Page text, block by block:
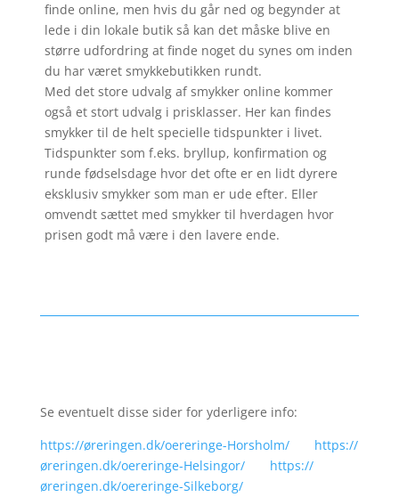
finde online, men hvis du går ned og begynder at
lede i din lokale butik så kan det måske blive en
større udfordring at finde noget du synes om inden
du har været smykkebutikken rundt.
Med det store udvalg af smykker online kommer
også et stort udvalg i prisklasser. Her kan findes
smykker til de helt specielle tidspunkter i livet.
Tidspunkter som f.eks. bryllup, konfirmation og
runde fødselsdage hvor det ofte er en lidt dyrere
eksklusiv smykker som man er ude efter. Eller
omvendt sættet med smykker til hverdagen hvor
prisen godt må være i den lavere ende.
Se eventuelt disse sider for yderligere info:
https://øreringen.dk/oereringe-Horsholm/
https://
øreringen.dk/oereringe-Helsingor/
https://
øreringen.dk/oereringe-Silkeborg/